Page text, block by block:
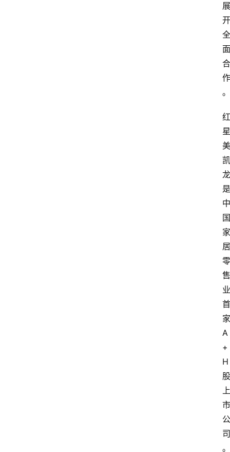
展
开
全
面
合
作
。
红
星
美
凯
龙
是
中
国
家
居
零
售
业
首
家
A
+
H
股
上
市
公
司
。